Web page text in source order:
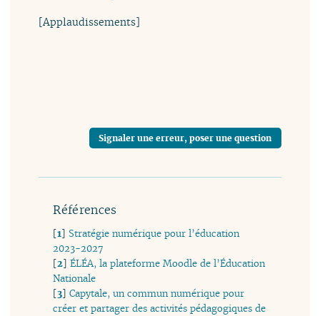
[Applaudissements]
Signaler une erreur, poser une question
Références
[1]Stratégie numérique pour l’éducation
2023-2027
[2]ÉLÉA, la plateforme Moodle de l’Éducation
Nationale
[3]Capytale, un commun numérique pour
créer et partager des activités pédagogiques de